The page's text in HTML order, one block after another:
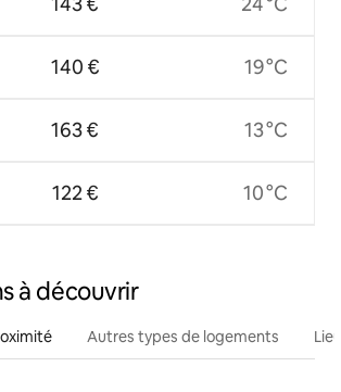
140 €
163 €
122 €
19 °C
13 °C
10 °C
à découvrir
Autres types de logements